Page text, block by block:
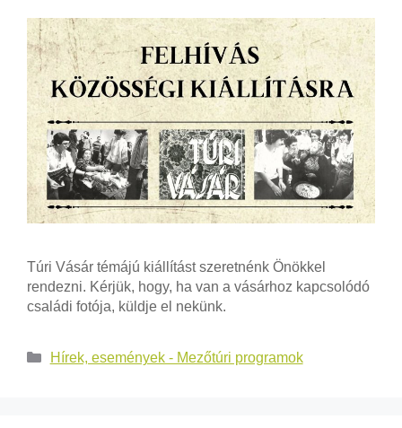
Túri Vásár témájú kiállítást szeretnénk Önökkel
rendezni. Kérjük, hogy, ha van a vásárhoz kapcsolódó
családi fotója, küldje el nekünk.
Hírek, események - Mezőtúri programok